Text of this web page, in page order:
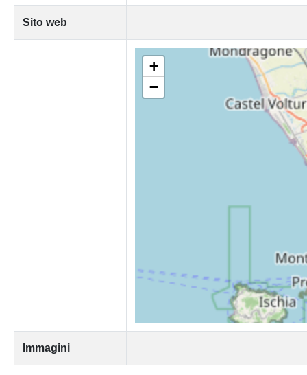
Sito web
+
−
Immagini